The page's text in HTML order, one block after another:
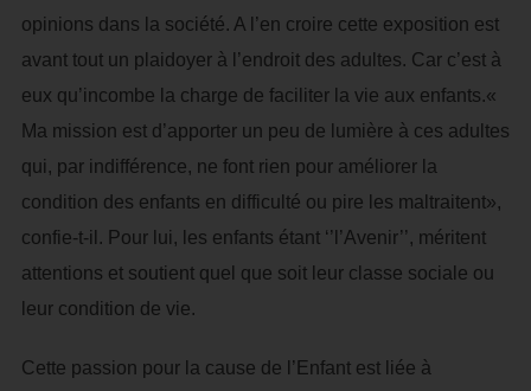
opinions dans la société. A l’en croire cette exposition est
avant tout un plaidoyer à l’endroit des adultes. Car c’est à
eux qu’incombe la charge de faciliter la vie aux enfants.«
Ma mission est d’apporter un peu de lumière à ces adultes
qui, par indifférence, ne font rien pour améliorer la
condition des enfants en difficulté ou pire les maltraitent»,
confie-t-il. Pour lui, les enfants étant ‘’l’Avenir’’, méritent
attentions et soutient quel que soit leur classe sociale ou
leur condition de vie.
Cette passion pour la cause de l’Enfant est liée à